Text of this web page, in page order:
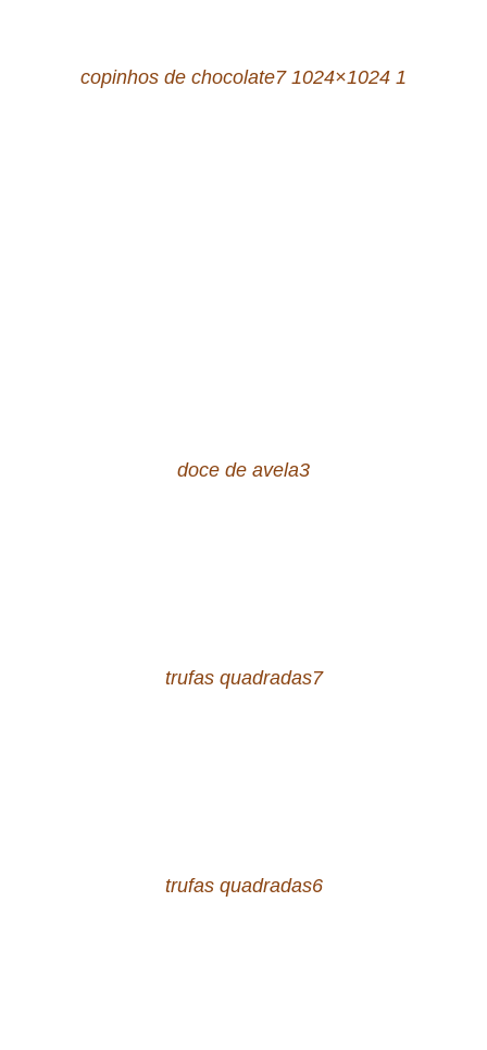
copinhos de chocolate7 1024×1024 1
doce de avela3
trufas quadradas7
trufas quadradas6